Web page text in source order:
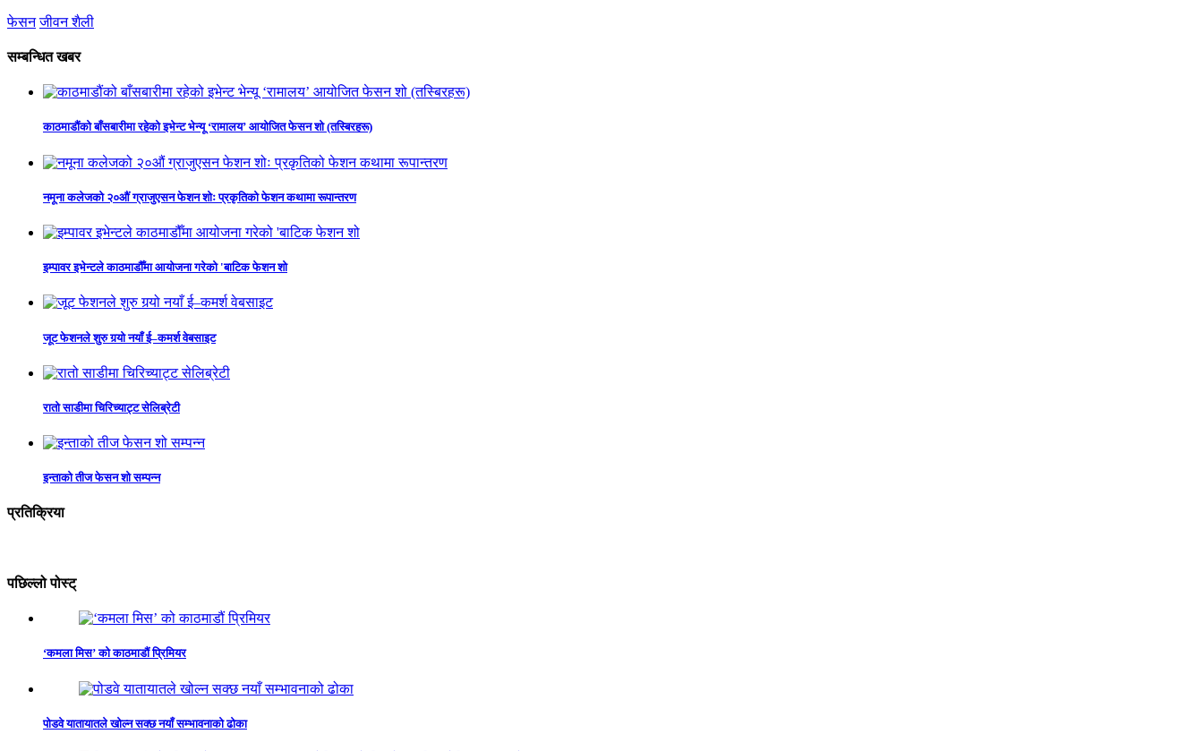
फेसन जीवन शैली
सम्बन्धित खबर
काठमाडौंको बाँसबारीमा रहेको इभेन्ट भेन्यू ‘रामालय’ आयोजित फेसन शो (तस्बिरहरू)
नमूना कलेजको २०औं ग्राजुएसन फेशन शोः प्रकृतिको फेशन कथामा रूपान्तरण
इम्पावर इभेन्टले काठमाडौँमा आयोजना गरेको 'बाटिक फेशन शो
जूट फेशनले शुरु गर्‍यो नयाँ ई–कमर्श वेबसाइट
रातो साडीमा चिरिच्याट्ट सेलिब्रेटी
इन्ताको तीज फेसन शो सम्पन्न
प्रतिक्रिया
पछिल्लो पोस्ट्
‘कमला मिस’ को काठमाडौं प्रिमियर
पोडवे यातायातले खोल्न सक्छ नयाँ सम्भावनाको ढोका